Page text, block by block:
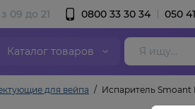
09 до 21 0800 33 30 34 050
Каталог товаров
для вейпа Испаритель Smoant